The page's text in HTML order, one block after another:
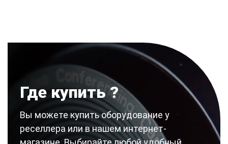
Где купить ?
Вы можете купить оборудование у
реселлера или в нашем интернет-